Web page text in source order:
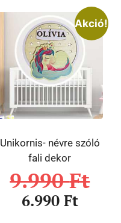
Akció!
Unikornis- névre szóló
fali dekor
9.990Ft
6.990 Ft